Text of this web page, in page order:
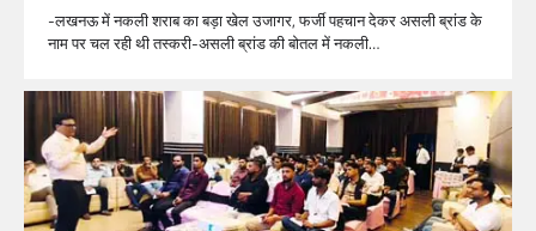
-लखनऊ में नकली शराब का बड़ा खेल उजागर, फर्जी पहचान देकर असली ब्रांड के
नाम पर चल रही थी तस्करी-असली ब्रांड की बोतल में नकली…